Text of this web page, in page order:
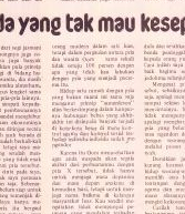
(No 17 Th
Troli